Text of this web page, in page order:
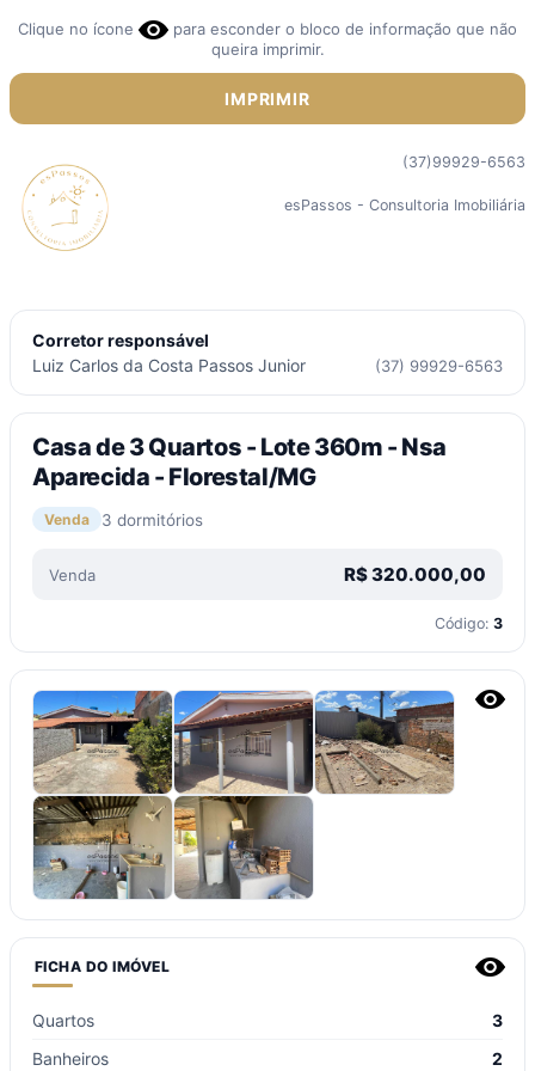
Clique no ícone
para esconder o bloco de informação que não
queira imprimir.
IMPRIMIR
(37)99929-6563
esPassos - Consultoria Imobiliária
Corretor responsável
Luiz Carlos da Costa Passos Junior
(37) 99929-6563
Casa de 3 Quartos - Lote 360m - Nsa
Aparecida - Florestal/MG
Venda 3 dormitórios
Venda R$320.000,00
Código: 3
FICHA DO IMÓVEL
Quartos
3
Banheiros
2